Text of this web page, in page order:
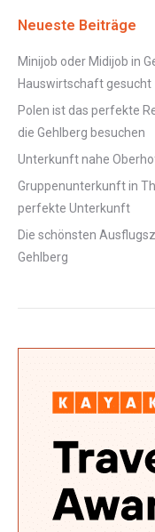
Neueste Beiträge
Minijob oder Midijob in
Hauswirtschaft gesucht
Polen ist das perfekte
die Gehlberg besuchen
Unterkunft nahe
Gruppenunterkunft in
perfekte Unterkunft
Die schönsten
Gehlberg